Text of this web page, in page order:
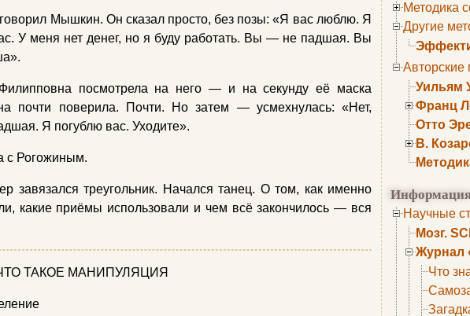
Методика
Другие
Авторские
Уильям
Франц
Отто
В.
Научные
Мозг.
Журнал
Что
Мышкин. Он сказал просто, без позы: «Я вас люблю. Я
У меня нет денег, но я буду работать. Вы — не падшая. Вы
посмотрела на него — и на секунду её маска
почти поверила. Почти. Но затем — усмехнулась: «Нет,
Я погублю вас. Уходите».
с Рогожиным.
завязался треугольник. Начался танец. О том, как именно
какие приёмы использовали и чем всё закончилось — вся
ТАКОЕ МАНИПУЛЯЦИЯ